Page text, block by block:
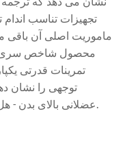
تجهیزات تناسب
ماموریت اصلی آن باقی
محصول شاخص سری
تمرینات قدرتی
توجهی را نشان
عضلانی بالای بدن - هل دادن و کشیدن - از طریق یک دستگاه.